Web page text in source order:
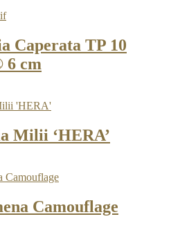
Caperata TP 10
6 cm
Milii ‘HERA’
Camouflage